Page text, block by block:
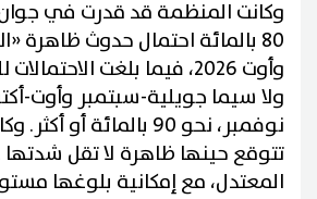
وكانت المنظمة قد قدرت في
80 بالمائة احتمال حدوث ظاهرة
وأوت 2026، فيما بلغت
ولا سيما جويلية-سبتمبر وأوت-
نوفمبر، نحو 90 بالمائة
تتوقع حينها ظاهرة لا تقل
المعتدل، مع إمكانية بلوغها